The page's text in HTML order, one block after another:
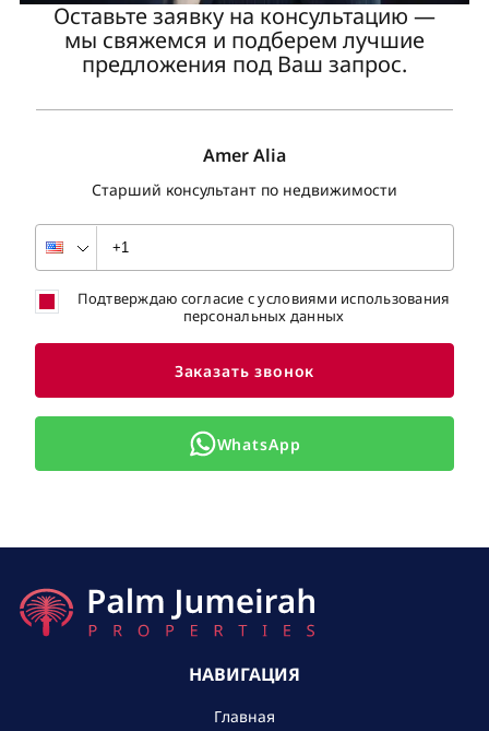
Оставьте заявку на консультацию —
мы свяжемся и подберем лучшие
предложения под Ваш запрос.
Amer Alia
Старший консультант по недвижимости
Подтверждаю согласие с условиями использования
персональных данных
Заказать звонок
WhatsApp
НАВИГАЦИЯ
Главная